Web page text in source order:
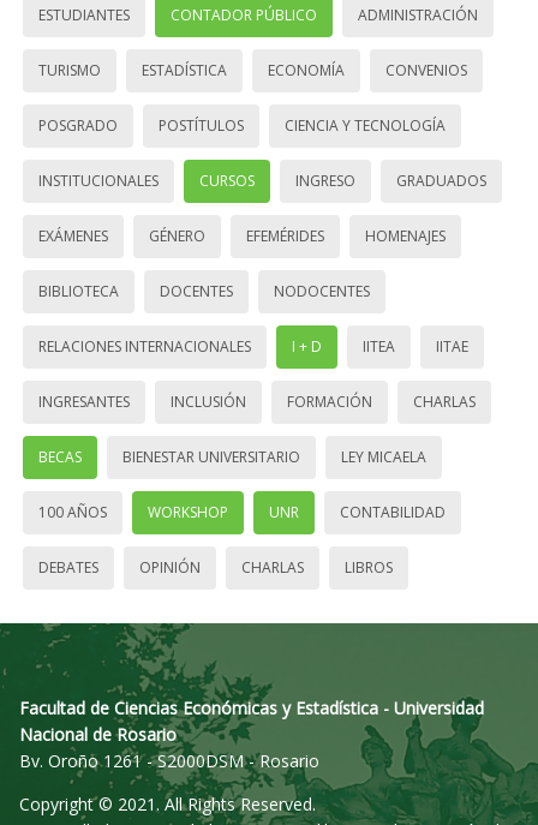
ESTUDIANTES CONTADOR PÚBLICO ADMINISTRACIÓN
TURISMO ESTADÍSTICA ECONOMÍA CONVENIOS
POSGRADO POSTÍTULOS CIENCIA Y TECNOLOGÍA
INSTITUCIONALES CURSOS INGRESO GRADUADOS
EXÁMENES GÉNERO EFEMÉRIDES HOMENAJES
BIBLIOTECA DOCENTES NODOCENTES
RELACIONES INTERNACIONALES I + D IITEA IITAE
INGRESANTES INCLUSIÓN FORMACIÓN CHARLAS
BECAS BIENESTAR UNIVERSITARIO LEY MICAELA
100 AÑOS WORKSHOP UNR CONTABILIDAD
DEBATES OPINIÓN CHARLAS LIBROS
Facultad de Ciencias Económicas y Estadística - Universidad
Nacional de Rosario
Bv. Oroño 1261 - S2000DSM - Rosario
Copyright © 2021. All Rights Reserved.